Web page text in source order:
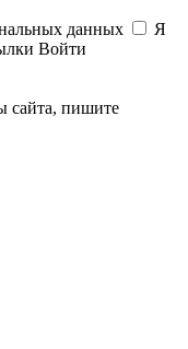
данных
Я
Войти
сайта, пишите